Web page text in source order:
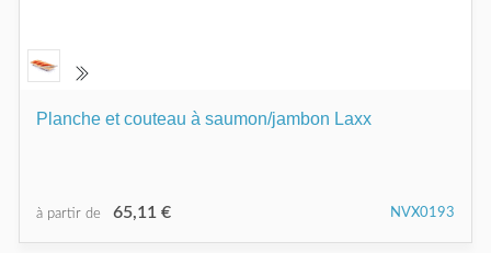
Planche et couteau à saumon/jambon Laxx
à partir de 65,11 € NVX0193